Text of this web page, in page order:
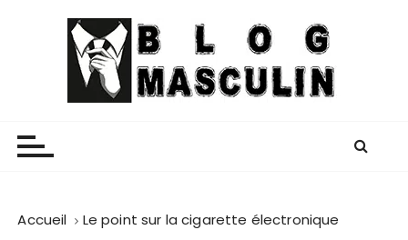
Accueil Le point sur la cigarette électronique